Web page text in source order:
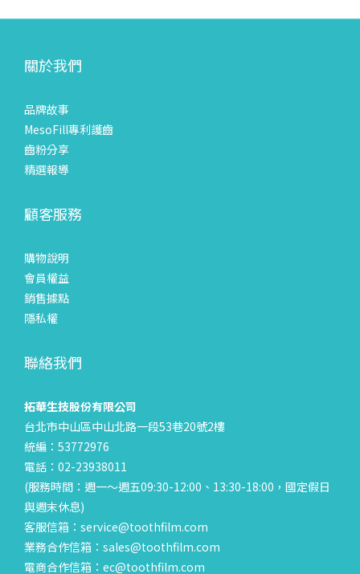
關於我們
品牌故事
MesoFill專利護齒
齒粉分享
精選報導
顧客服務
購物說明
會員權益
銷售據點
隱私權
聯絡我們
拓華生技股份有限公司
台北市中山區中山北路一段53巷20號2樓
統編：53772976
電話：02-23938011
(服務時間：週一～週五09:30-12:00、13:30-18:00，國定假日
與週末休息)
客服信箱：service@toothfilm.com
業務合作信箱：sales@toothfilm.com
電商合作信箱：ec@toothfilm.com